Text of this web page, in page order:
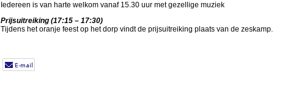
Iedereen is van harte welkom vanaf 15.30 uur met gezellige muziek
Prijsuitreiking (17:15 – 17:30)
Tijdens het oranje feest op het dorp vindt de prijsuitreiking plaats van de zeskamp.